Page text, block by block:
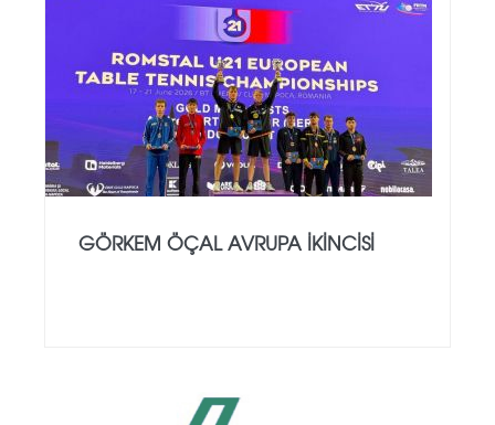
GÖRKEM ÖÇAL AVRUPA İKINCISI